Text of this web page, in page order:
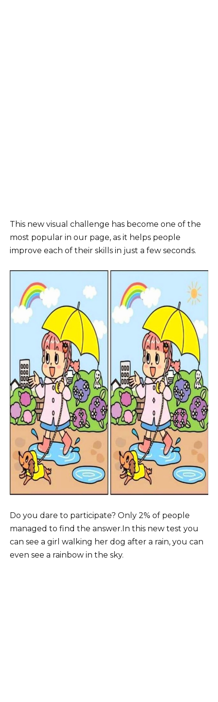
This new visual challenge has become one of the
most popular in our page, as it helps people
improve each of their skills in just a few seconds.
Do you dare to participate? Only 2% of people
managed to find the answer.In this new test you
can see a girl walking her dog after a rain, you can
even see a rainbow in the sky.